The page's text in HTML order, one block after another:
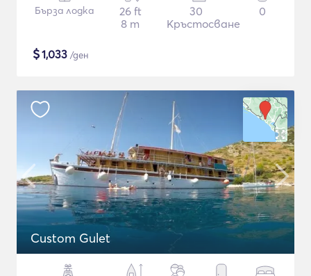
Бърза лодка
26 ft
8 m
30
Кръстосване
0
$1,033 /ден
Custom Gulet